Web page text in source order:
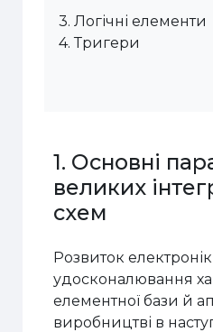
3. Логічні елементи
4. Тригери
1. Основні
великих
схем
Розвиток
удосконалювання
елементної бази й
виробництві в